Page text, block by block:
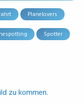
Planelovers
Spotter